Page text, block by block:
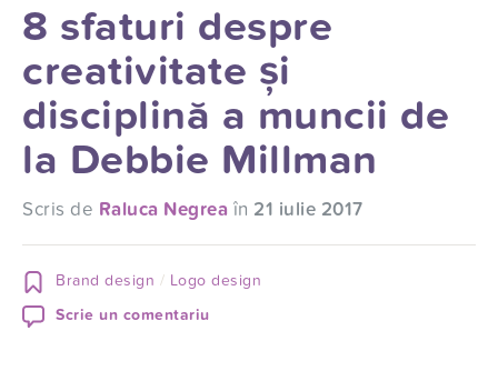
8 sfaturi despre
creativitate și
disciplină a muncii de
la Debbie Millman
Scris de Raluca Negrea în 21 iulie 2017
Brand design
Logo design
Scrie un comentariu